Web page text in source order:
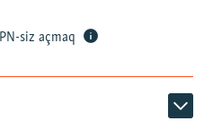
siz açmaq